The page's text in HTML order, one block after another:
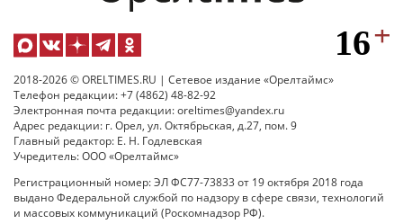
2018-2026 © ORELTIMES.RU | Сетевое издание «Орелтаймс»
Телефон редакции: +7 (4862) 48-82-92
Электронная почта редакции: oreltimes@yandex.ru
Адрес редакции: г. Орел, ул. Октябрьская, д.27, пом. 9
Главный редактор: Е. Н. Годлевская
Учредитель: ООО «Орелтаймс»
Регистрационный номер: ЭЛ ФС77-73833 от 19 октября 2018 года
выдано Федеральной службой по надзору в сфере связи, технологий
и массовых коммуникаций (Роскомнадзор РФ).